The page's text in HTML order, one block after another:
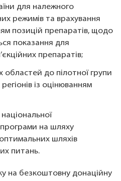
для належного
режимів та врахування
позицій препаратів, щодо
показання для
препаратів;
до пілотної групи
із оцінюванням
на шляху
шляхів
питань.
на безкоштовну донаційну